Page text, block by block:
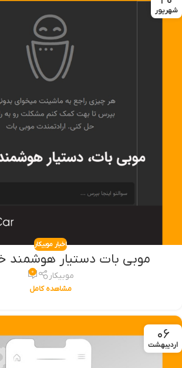
شهریور
اخبار موبیکار
موبی بات دستیار هوشمند
موبیکار ۰
مشاهده کامل
۰۶
اردیبهشت